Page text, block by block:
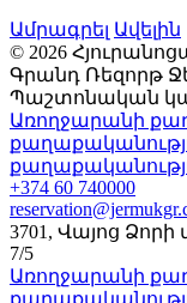
Ամրագրել Ավելին
© 2026
Գրանդ Ռեզորթ
Պաշտոնական
Առողջարանի
+374 60 740000
3701 , Վայոց Ձորի
7/5
Առողջարանի